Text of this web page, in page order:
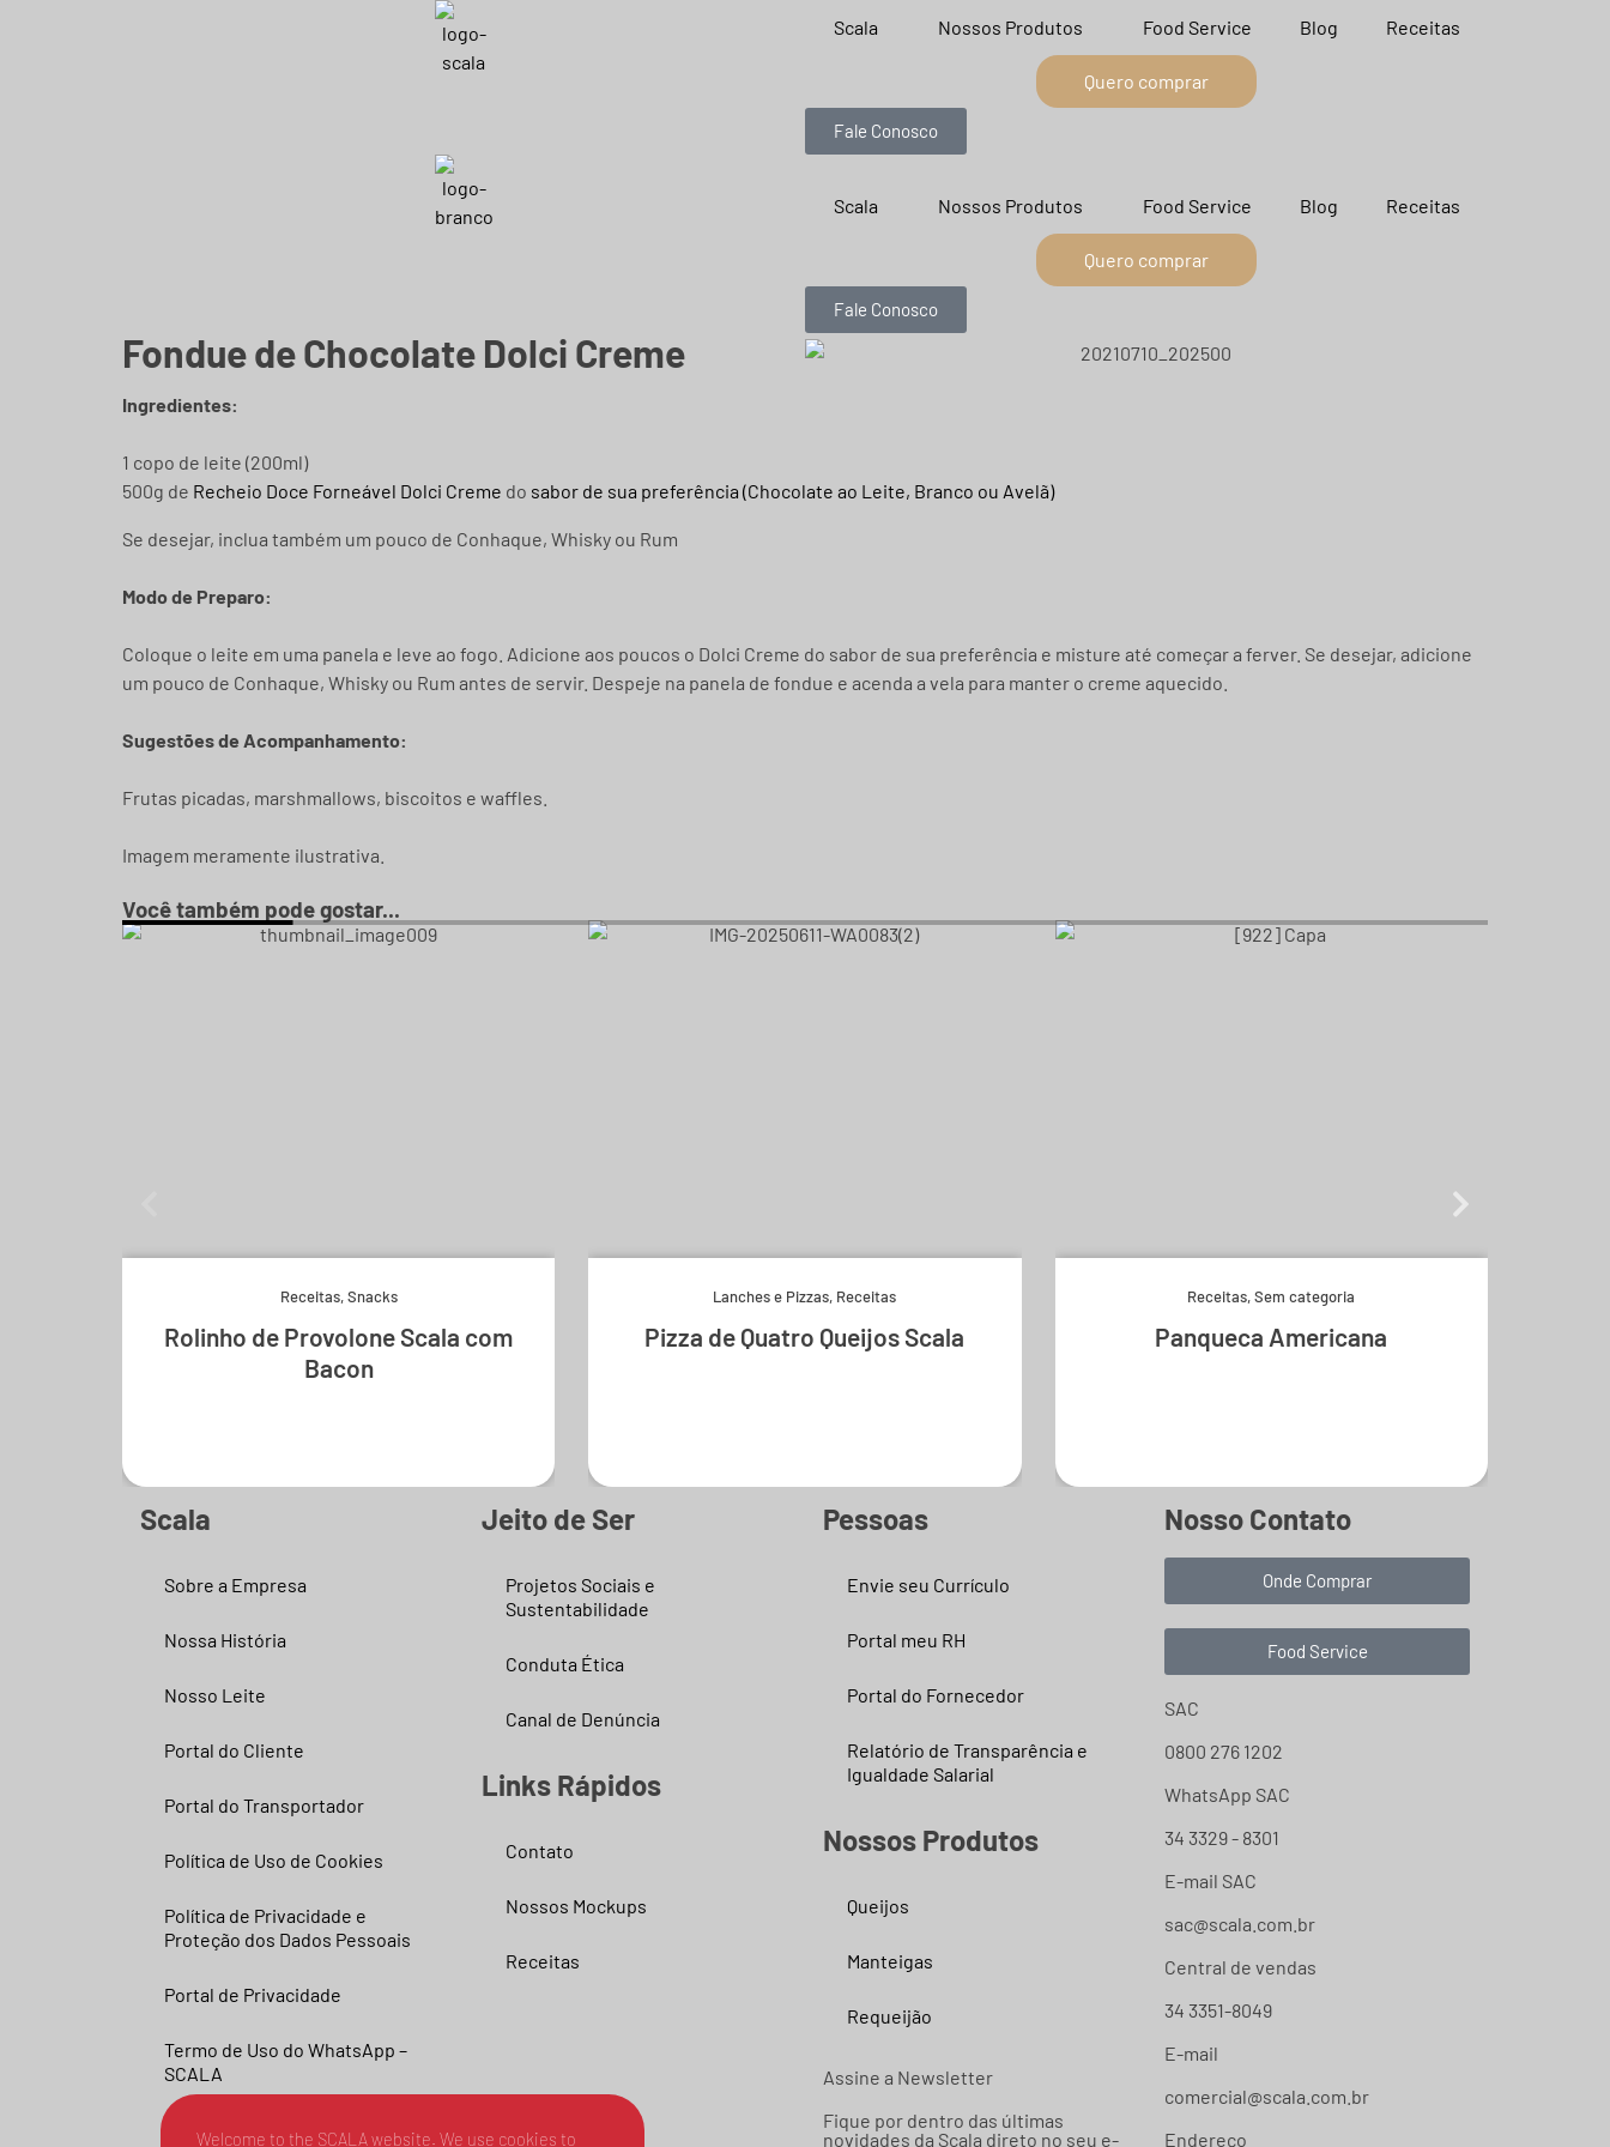
Welcome to the SCALA website. We use cookies to
Scala Nossos Produtos Food Service Blog Receitas
Quero comprar
Fale Conosco
Scala Nossos Produtos Food Service Blog Receitas
Quero comprar
Fale Conosco
Fondue de Chocolate Dolci Creme
Ingredientes:
1 copo de leite (200ml)
500g de Recheio Doce Forneável Dolci Creme do sabor de sua preferência (Chocolate ao Leite, Branco ou Avelã)
Se desejar, inclua também um pouco de Conhaque, Whisky ou Rum
Modo de Preparo:
Coloque o leite em uma panela e leve ao fogo. Adicione aos poucos o Dolci Creme do sabor de sua preferência e misture até começar a ferver. Se desejar, adicione
um pouco de Conhaque, Whisky ou Rum antes de servir. Despeje na panela de fondue e acenda a vela para manter o creme aquecido.
Sugestões de Acompanhamento:
Frutas picadas, marshmallows, biscoitos e waffles.
Imagem meramente ilustrativa.
Você também pode gostar...
Receitas,Snacks
Rolinho de Provolone Scala com
Bacon
Lanches e Pizzas, Receitas
Pizza de Quatro Queijos Scala
Receitas,Sem categoria
Panqueca Americana
Scala
Sobre a Empresa
Nossa História
Nosso Leite
Portal do Cliente
Portal do Transportador
Política de Uso de Cookies
Política de Privacidade e
Proteção dos Dados Pessoais
Portal de Privacidade
Termo de Uso do WhatsApp –
SCALA
Jeito de Ser
Projetos Sociais e
Sustentabilidade
Conduta Ética
Canal de Denúncia
Links Rápidos
Contato
Nossos Mockups
Receitas
Pessoas
Envie seu Currículo
Portal meu RH
Portal do Fornecedor
Relatório de Transparência e
Igualdade Salarial
Nossos Produtos
Queijos
Manteigas
Requeijão
Assine a Newsletter
Fique por dentro das últimas
novidades da Scala direto no seu e-
Nosso Contato
Onde Comprar
Food Service
SAC
0800 276 1202
WhatsApp SAC
34 3329 - 8301
E-mail SAC
sac@scala.com.br
Central de vendas
34 3351-8049
E-mail
comercial@scala.com.br
Endereço